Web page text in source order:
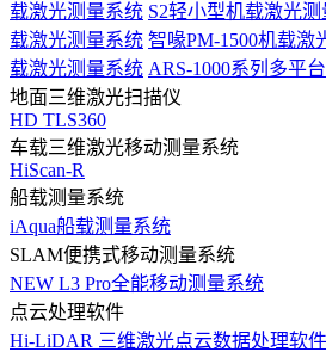
载激光测量系统 S2轻小型机载激光
载激光测量系统 智喙PM-1500机载激
载激光测量系统 ARS-1000系列多平
地面三维激光扫描仪
HD TLS360
车载三维激光移动测量系统
HiScan-R
船载测量系统
iAqua船载测量系统
SLAM便携式移动测量系统
NEW L3 Pro全能移动测量系统
点云处理软件
Hi-LiDAR 三维激光点云数据处理软件